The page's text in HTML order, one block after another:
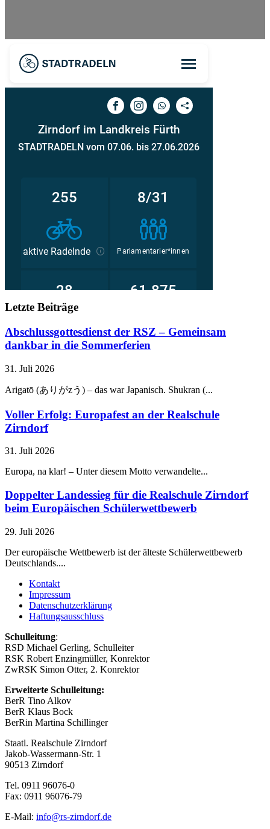
Letzte Beiträge
Abschlussgottesdienst der RSZ – Gemeinsam
dankbar in die Sommerferien
31. Juli 2026
Arigatō (ありがzう) – das war Japanisch. Shukran (...
Voller Erfolg: Europafest an der Realschule
Zirndorf
31. Juli 2026
Europa, na klar! – Unter diesem Motto verwandelte...
Doppelter Landessieg für die Realschule Zirndorf
beim Europäischen Schülerwettbewerb
29. Juli 2026
Der europäische Wettbewerb ist der älteste Schülerwettbewerb
Deutschlands....
Kontakt
Impressum
Datenschutzerklärung
Haftungsausschluss
Schulleitung:
RSD Michael Gerling, Schulleiter
RSK Robert Enzingmüller, Konrektor
ZwRSK Simon Otter, 2. Konrektor
Erweiterte Schulleitung:
BerR Tino Alkov
BerR Klaus Bock
BerRin Martina Schillinger
Staatl. Realschule Zirndorf
Jakob-Wassermann-Str. 1
90513 Zirndorf
Tel. 0911 96076-0
Fax: 0911 96076-79
E-Mail: info@rs-zirndorf.de